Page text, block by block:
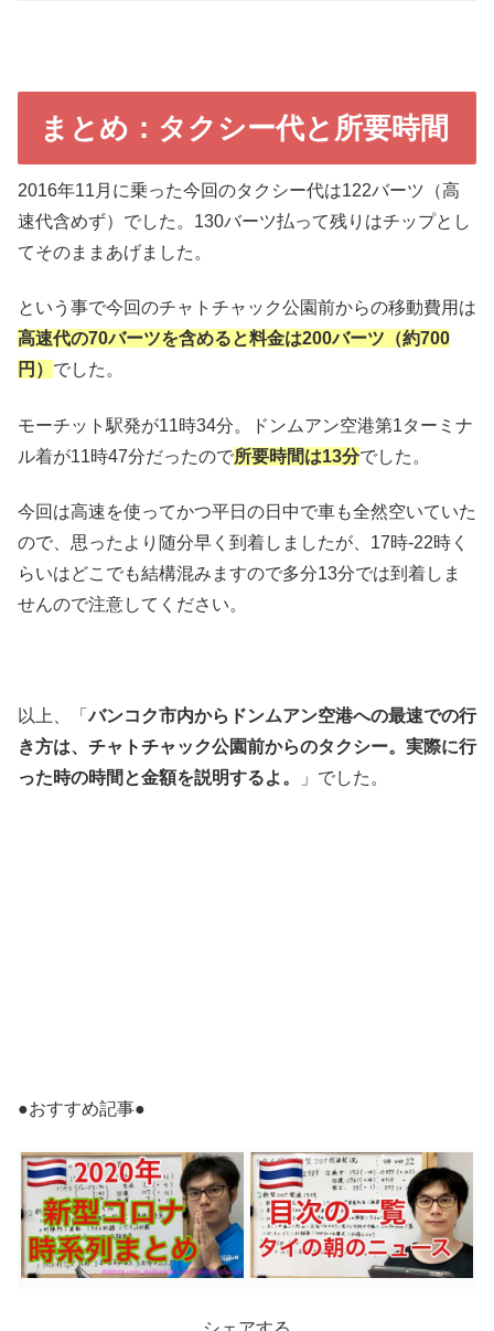
まとめ：タクシー代と所要時間
2016年11月に乗った今回のタクシー代は122バーツ（高
速代含めず）でした。130バーツ払って残りはチップとし
てそのままあげました。
という事で今回のチャトチャック公園前からの移動費用は
高速代の70バーツを含めると料金は200バーツ（約700
円） でした。
モーチット駅発が11時34分。ドンムアン空港第1ターミナ
ル着が11時47分だったので所要時間は13分でした。
今回は高速を使ってかつ平日の日中で車も全然空いていた
ので、思ったより随分早く到着しましたが、17時-22時く
らいはどこでも結構混みますので多分13分では到着しま
せんので注意してください。
以上、「バンコク市内からドンムアン空港への最速での行
き方は、チャトチャック公園前からのタクシー。実際に行
った時の時間と金額を説明するよ。
」でした。
●おすすめ記事●